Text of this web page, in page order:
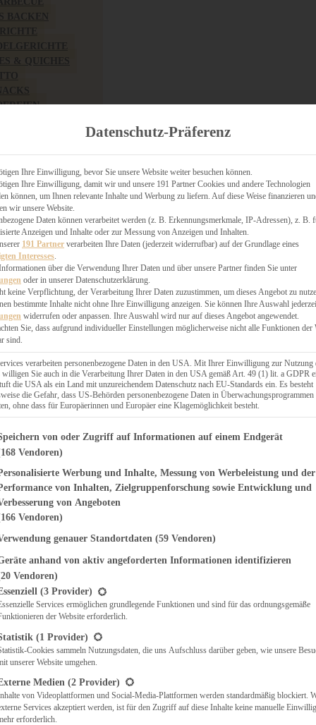
CHUTNEYS
Suche
SÜSS
Pekannüssen
Datenschutz-Präferenz
Ihre Einwilligung, bevor Sie unsere Website weiter besuchen können.
Ihre Einwilligung, damit wir und unsere 191 Partner Cookies und andere Technologien
können, um Ihnen relevante Inhalte und Werbung zu liefern. Auf diese Weise finanzieren
wir unsere Website.
Daten können verarbeitet werden (z. B. Erkennungsmerkmale, IP-Adressen), z. B.
Anzeigen und Inhalte oder zur Messung von Anzeigen und Inhalten.
191 Partner verarbeiten Ihre Daten (jederzeit widerrufbar) auf der Grundlage eines
Interesses
über die Verwendung Ihrer Daten und über unsere Partner finden Sie unter
oder in unserer Datenschutzerklärung.
keine Verpflichtung, der Verarbeitung Ihrer Daten zuzustimmen, um dieses Angebot zu
bestimmte Inhalte nicht ohne Ihre Einwilligung anzeigen. Sie können Ihre Auswahl
widerrufen oder anpassen. Ihre Auswahl wird nur auf dieses Angebot angewendet.
Sie, dass aufgrund individueller Einstellungen möglicherweise nicht alle Funktionen der
sind.
verarbeiten personenbezogene Daten in den USA. Mit Ihrer Einwilligung zur Nutzung
willigen Sie auch in die Verarbeitung Ihrer Daten in den USA gemäß Art. 49 (1) lit. a GDPR
die USA als ein Land mit unzureichendem Datenschutz nach EU-Standards ein. Es besteht
die Gefahr, dass US-Behörden personenbezogene Daten in Überwachungsprogrammen
ohne dass für Europäerinnen und Europäer eine Klagemöglichkeit besteht.
finden Sie eine Liste der Zwecke des IAB Transparency and
von oder Zugriff auf Informationen auf einem Endgerät
Vendoren)
Werbung und Inhalte, Messung von Werbeleistung und der
von Inhalten, Zielgruppenforschung sowie Entwicklung und
von Angeboten
Vendoren)
genauer Standortdaten (59 Vendoren)
anhand von aktiv angeforderten Informationen identifizieren
Vendoren)
eine Liste der Service-Gruppen, für die eine Einwilligung erteilt werden
(3 Provider)
Services ermöglichen grundlegende Funktionen und sind für das ordnungsgemäße
der Website erforderlich.
(1 Provider)
Cookies sammeln Nutzungsdaten, die uns Aufschluss darüber geben, wie unsere
unserer Website umgehen.
Medien (2 Provider)
von Videoplattformen und Social-Media-Plattformen werden standardmäßig blockiert.
Services akzeptiert werden, ist für den Zugriff auf diese Inhalte keine manuelle
erforderlich.